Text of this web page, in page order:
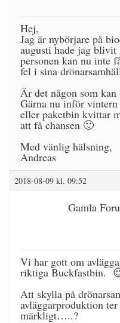
Hej,
Jag är nybörjare på
augusti hade jag blivit
personen kan nu inte
fel i sina
Är det någon som
Gärna nu inför
eller paketbin kvittar
att få chansen 🙂
Med vänlig hälsning,
Andreas
2018-08-09 kl. 09:52
Gamla
Vi har gott om
riktiga Buckfastbin.
Att skylla på
avläggarproduktion
märkligt…..?